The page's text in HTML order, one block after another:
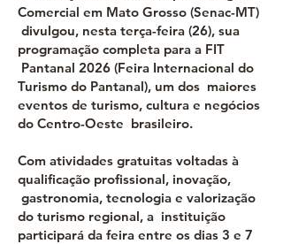
Comercial em Mato Grosso (Senac-MT)
divulgou, nesta terça-feira (26), sua
programação completa para a FIT
Pantanal 2026 (Feira Internacional do
Turismo do Pantanal), um dos maiores
eventos de turismo, cultura e negócios
do Centro-Oeste brasileiro.
Com atividades gratuitas voltadas à
qualificação profissional, inovação,
gastronomia, tecnologia e valorização
do turismo regional, a instituição
participará da feira entre os dias 3 e 7